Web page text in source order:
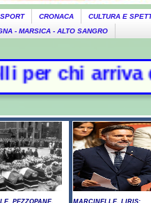
SPORT CRONACA
CULTURA E
- MARSICA - ALTO SANGRO
dall'Italia
PEZZOPANE,
MARCINELLE, LIRIS: